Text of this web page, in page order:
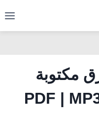
مكتوبة